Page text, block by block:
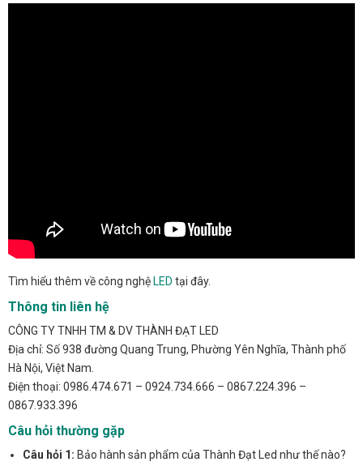
Tìm hiểu thêm về công nghệ LED tại đây.
Thông tin liên hệ
CÔNG TY TNHH TM & DV THÀNH ĐẠT LED
Địa chỉ: Số 938 đường Quang Trung, Phường Yên Nghĩa, Thành phố
Hà Nội, Việt Nam.
Điện thoại: 0986.474.671 – 0924.734.666 – 0867.224.396 –
0867.933.396
Câu hỏi thường gặp
Câu hỏi 1: Bảo hành sản phẩm của Thành Đạt Led như thế nào?